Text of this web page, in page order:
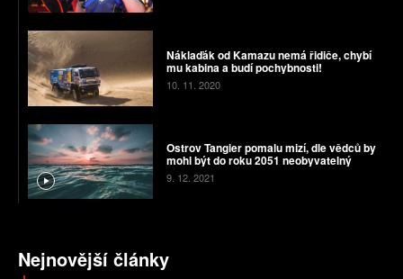
Náklaďák od Kamazu nemá řidiče, chybí
mu kabina a budí pochybnosti!
10. 11. 2020
Ostrov Tangier pomalu mizí, dle vědců by
mohl být do roku 2051 neobyvatelný
9. 12. 2021
Nejnovější články